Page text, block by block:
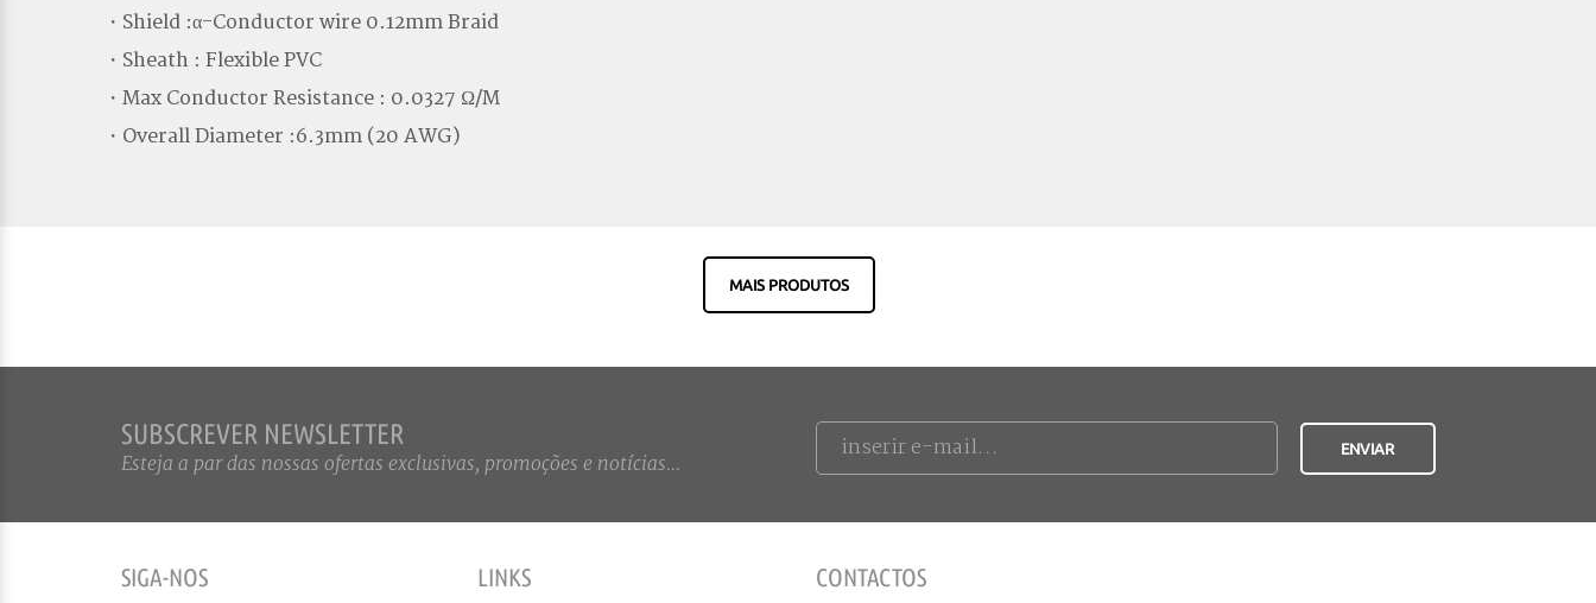
・Shield :α-Conductor wire 0.12mm Braid
・Sheath : Flexible PVC
・Max Conductor Resistance : 0.0327 Ω/M
・Overall Diameter :6.3mm (20 AWG)
MAIS PRODUTOS
SUBSCREVER NEWSLETTER
Esteja a par das nossas ofertas exclusivas, promoções e notícias...
SIGA-NOS LINKS CONTACTOS